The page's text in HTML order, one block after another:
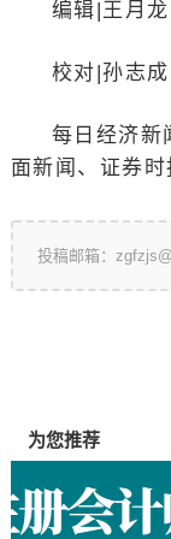
编辑|王月
校对|孙志成
每日经济新
面新闻、证券
投稿邮箱：
为您推荐